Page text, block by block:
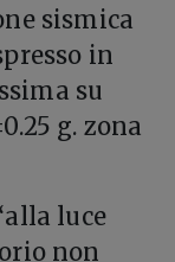
sismica
in
su
g. zona
luce
non